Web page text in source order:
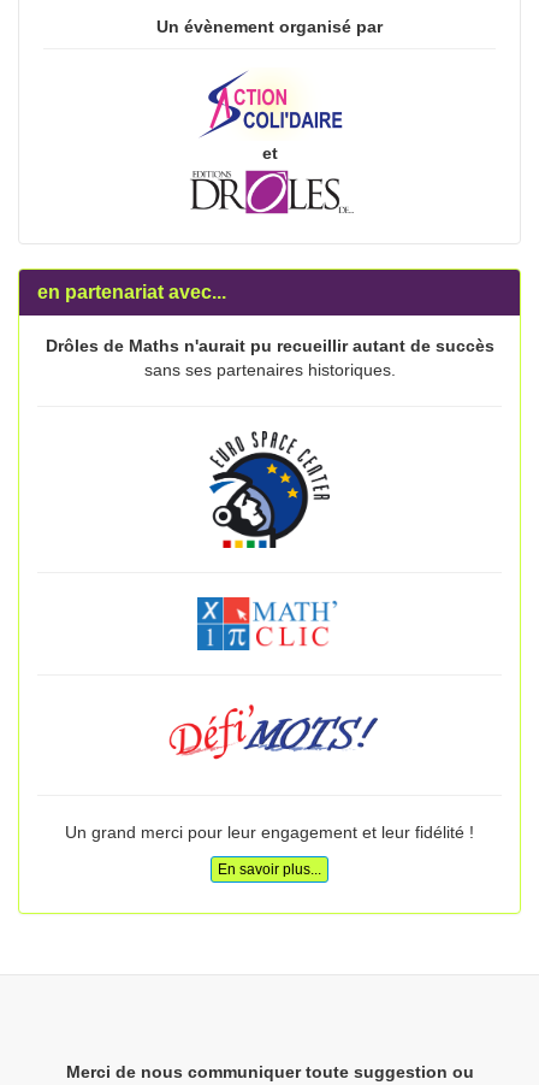
Un évènement organisé par
et
en partenariat avec...
Drôles de Maths n'aurait pu recueillir autant de succès
sans ses partenaires historiques.
Un grand merci pour leur engagement et leur fidélité !
En savoir plus...
Merci de nous communiquer toute suggestion ou